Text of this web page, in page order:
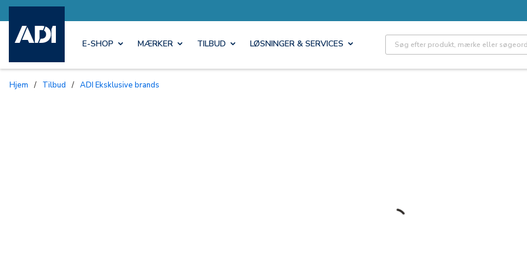
E-SHOP MÆRKER TILBUD LØSNINGER & SERVICES Site Search
Hjem / Tilbud / ADI Eksklusive brands